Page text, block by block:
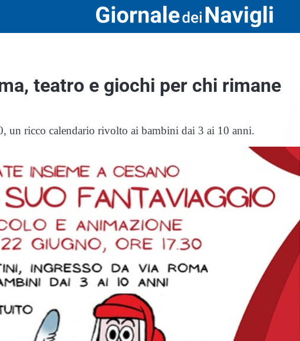
teatro e giochi per chi rimane
un ricco calendario rivolto ai bambini dai 3 ai 10 anni.